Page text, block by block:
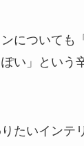
についても
い」という
たいインテ